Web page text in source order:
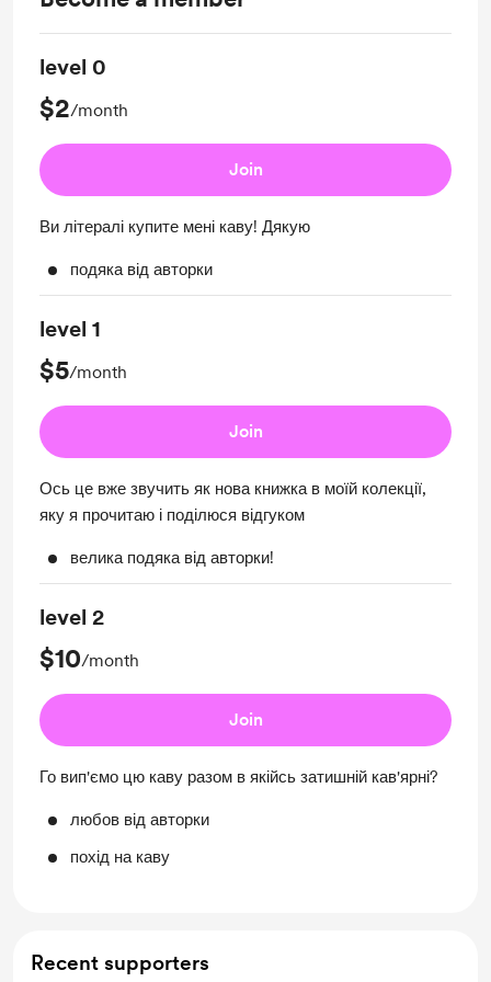
level 0
$2/month
Join
Ви літералі купите мені каву! Дякую
подяка від авторки
level 1
$5/month
Join
Ось це вже звучить як нова книжка в моїй колекції,
яку я прочитаю і поділюся відгуком
велика подяка від авторки!
level 2
$10/month
Join
Го вип'ємо цю каву разом в якійсь затишній кав'ярні?
любов від авторки
похід на каву
Recent supporters